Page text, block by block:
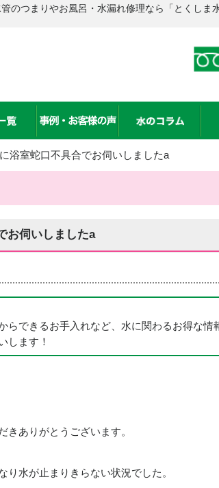
のつまりやお風呂・水漏れ修理なら「とくし
浴室蛇口不具合でお伺いしましたa
お伺いしましたa
らできるお手入れなど、水に関わるお得な情
します！
きありがとうございます。
水が止まりきらない状況でした。